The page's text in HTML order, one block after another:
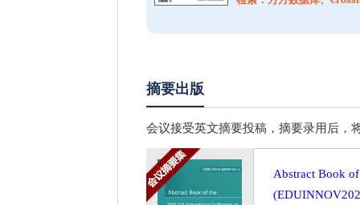
摘要出版
会议接受英文摘要投稿，摘要录用后，
Abstract Book